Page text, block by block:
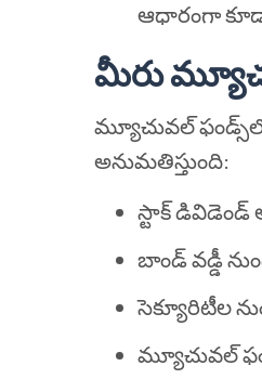
ఆధారంగా
మీరు
మ్యూచువల్
అనుమతిస్తుంది:
స్టాక్
బాండ్ వడ్డీ
సెక్యూరిటీల
మ్యూచువల్